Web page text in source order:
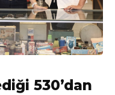
530’dan